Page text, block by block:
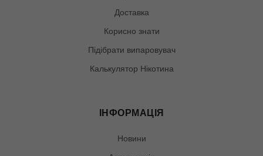
Доставка
Корисно знати
Підібрати випаровувач
Калькулятор Нікотина
ІНФОРМАЦІЯ
Новини